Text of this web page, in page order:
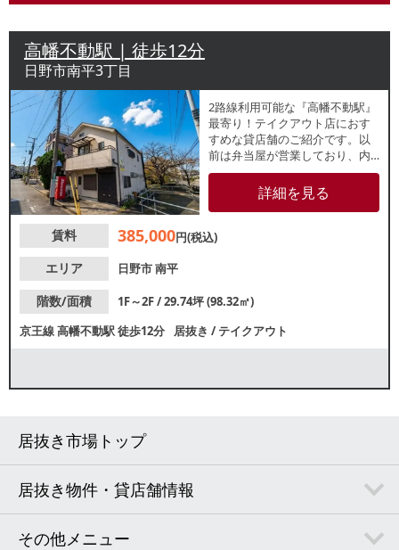
高幡不動駅 | 徒歩12分
日野市南平3丁目
2路線利用可能な『高幡不動駅』
最寄り！テイクアウト店におす
すめな貸店舗のご紹介です。以
前は弁当屋が営業しており、内
装リフォームの相談も可能！周
辺は住宅街が広がっており、地
域密着型店舗をお探しの方にお
にお問合せください。
詳細を見る
賃料 385,000円(税込)
エリア
日野市南平
階数/面積
1F～2F / 29.74坪 (98.32㎡)
京王線高幡不動駅徒歩12分 居抜き /テイクアウト
居抜き市場トップ
居抜き物件・貸店舗情報
その他メニュー